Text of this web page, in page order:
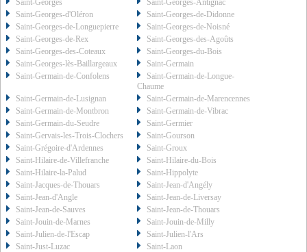
Saint-Georges
Saint-Georges-Antignac
Saint-Georges-d'Oléron
Saint-Georges-de-Didonne
Saint-Georges-de-Longuepierre
Saint-Georges-de-Noisné
Saint-Georges-de-Rex
Saint-Georges-des-Agoûts
Saint-Georges-des-Coteaux
Saint-Georges-du-Bois
Saint-Georges-lès-Baillargeaux
Saint-Germain
Saint-Germain-de-Confolens
Saint-Germain-de-Longue-
Chaume
Saint-Germain-de-Lusignan
Saint-Germain-de-Marencennes
Saint-Germain-de-Montbron
Saint-Germain-de-Vibrac
Saint-Germain-du-Seudre
Saint-Germier
Saint-Gervais-les-Trois-Clochers
Saint-Gourson
Saint-Grégoire-d'Ardennes
Saint-Groux
Saint-Hilaire-de-Villefranche
Saint-Hilaire-du-Bois
Saint-Hilaire-la-Palud
Saint-Hippolyte
Saint-Jacques-de-Thouars
Saint-Jean-d'Angély
Saint-Jean-d'Angle
Saint-Jean-de-Liversay
Saint-Jean-de-Sauves
Saint-Jean-de-Thouars
Saint-Jouin-de-Marnes
Saint-Jouin-de-Milly
Saint-Julien-de-l'Escap
Saint-Julien-l'Ars
Saint-Just-Luzac
Saint-Laon